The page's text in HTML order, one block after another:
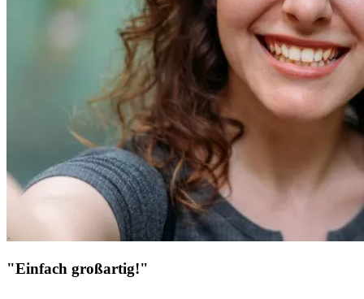
"Einfach großartig!"